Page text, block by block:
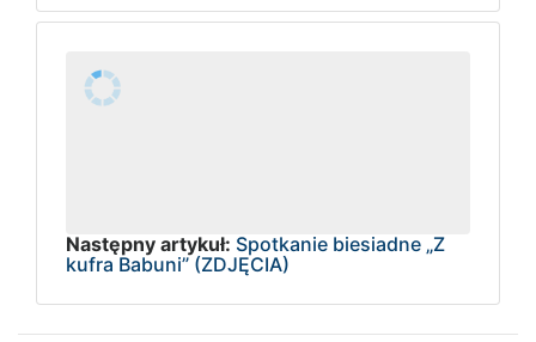
Następny artykuł: Spotkanie biesiadne „Z
kufra Babuni” (ZDJĘCIA)